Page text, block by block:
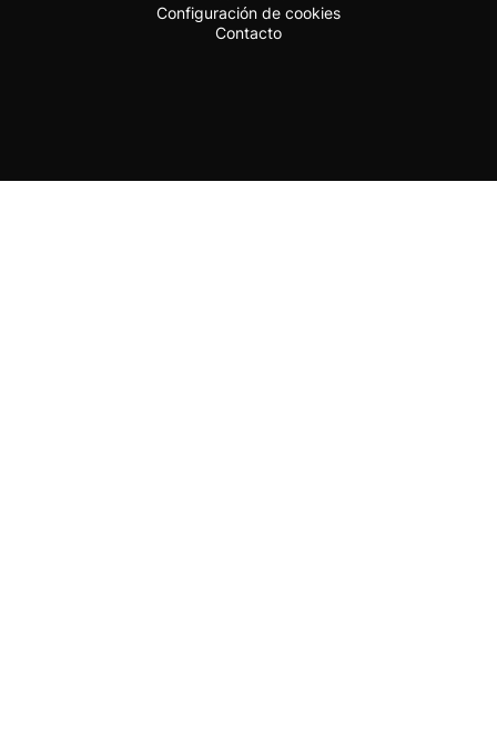
Configuración de cookies
Contacto